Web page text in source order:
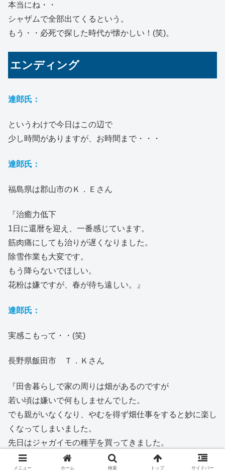
本当にね・・
シャザムで全部出てくるという。
もう・・必死で探した時代が懐かしい！(笑)。
エンディング
達郎氏：
というわけで今日はこの辺で
少し時間がありますが、お時間まで・・・
達郎氏：
福島県は郡山市のＫ．Ｅさん
『治癒力低下
1日に還暦を迎え、一番感じています。
筋肉痛にしても治りが遅くなりました。
除雪作業も大変です。
もう降らないでほしい。
花粉は嫌ですが、春が待ち遠しい。』
達郎氏：
実感こもって・・(笑)
長野県飯田市 Ｔ．Ｋさん
『田舎暮らしで家の周りは畑があるのですが
若い頃は嫌いで何もしませんでした。
でも親がいなくなり、やむを得ず畑仕事をすると妙に楽し
くなってしまいました。
先日はジャガイモの種芋を買ってきました。
早く3月になって植え付けしたいです。』
メニュー ホーム 検索 トップ サイドバー